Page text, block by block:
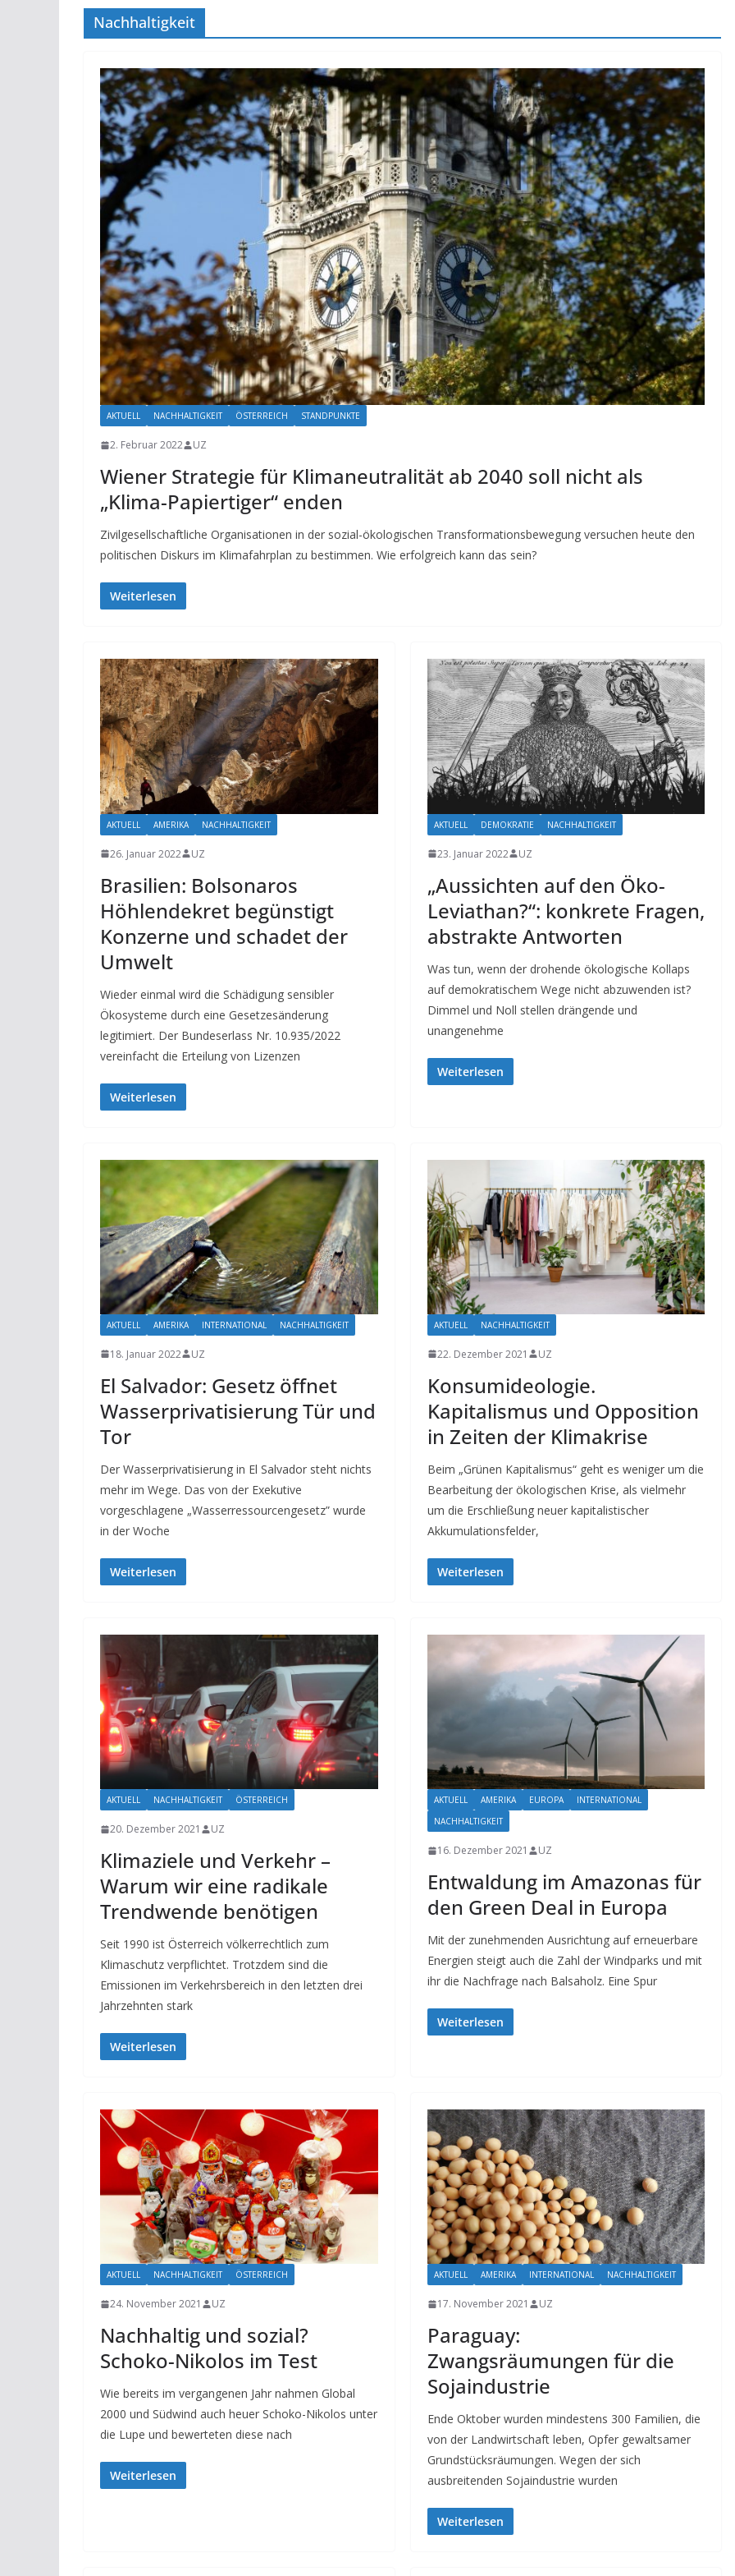
Nachhaltigkeit
AKTUELL NACHHALTIGKEIT ÖSTERREICH STANDPUNKTE
2. Februar 2022 UZ
Wiener Strategie für Klimaneutralität ab 2040 soll nicht als
„Klima-Papiertiger“ enden
Zivilgesellschaftliche Organisationen in der sozial-ökologischen Transformationsbewegung versuchen heute den
politischen Diskurs im Klimafahrplan zu bestimmen. Wie erfolgreich kann das sein?
Weiterlesen
AKTUELL AMERIKA NACHHALTIGKEIT
26. Januar 2022 UZ
Brasilien: Bolsonaros
Höhlendekret begünstigt
Konzerne und schadet der
Umwelt
Wieder einmal wird die Schädigung sensibler
Ökosysteme durch eine Gesetzesänderung
legitimiert. Der Bundeserlass Nr. 10.935/2022
vereinfacht die Erteilung von Lizenzen
Weiterlesen
AKTUELL DEMOKRATIE NACHHALTIGKEIT
23. Januar 2022 UZ
„Aussichten auf den Öko-
Leviathan?“: konkrete Fragen,
abstrakte Antworten
Was tun, wenn der drohende ökologische Kollaps
auf demokratischem Wege nicht abzuwenden ist?
Dimmel und Noll stellen drängende und
unangenehme
Weiterlesen
AKTUELL AMERIKA INTERNATIONAL NACHHALTIGKEIT
18. Januar 2022 UZ
El Salvador: Gesetz öffnet
Wasserprivatisierung Tür und
Tor
Der Wasserprivatisierung in El Salvador steht nichts
mehr im Wege. Das von der Exekutive
vorgeschlagene „Wasserressourcengesetz” wurde
in der Woche
Weiterlesen
AKTUELL NACHHALTIGKEIT
22. Dezember 2021 UZ
Konsumideologie.
Kapitalismus und Opposition
in Zeiten der Klimakrise
Beim „Grünen Kapitalismus“ geht es weniger um die
Bearbeitung der ökologischen Krise, als vielmehr
um die Erschließung neuer kapitalistischer
Akkumulationsfelder,
Weiterlesen
AKTUELL NACHHALTIGKEIT ÖSTERREICH
20. Dezember 2021 UZ
Klimaziele und Verkehr –
Warum wir eine radikale
Trendwende benötigen
Seit 1990 ist Österreich völkerrechtlich zum
Klimaschutz verpflichtet. Trotzdem sind die
Emissionen im Verkehrsbereich in den letzten drei
Jahrzehnten stark
Weiterlesen
AKTUELL AMERIKA EUROPA
INTERNATIONAL
NACHHALTIGKEIT
16. Dezember 2021 UZ
Entwaldung im Amazonas für
den Green Deal in Europa
Mit der zunehmenden Ausrichtung auf erneuerbare
Energien steigt auch die Zahl der Windparks und mit
ihr die Nachfrage nach Balsaholz. Eine Spur
Weiterlesen
AKTUELL NACHHALTIGKEIT ÖSTERREICH
24. November 2021 UZ
Nachhaltig und sozial?
Schoko-Nikolos im Test
Wie bereits im vergangenen Jahr nahmen Global
2000 und Südwind auch heuer Schoko-Nikolos unter
die Lupe und bewerteten diese nach
Weiterlesen
AKTUELL AMERIKA INTERNATIONAL NACHHALTIGKEIT
17. November 2021 UZ
Paraguay:
Zwangsräumungen für die
Sojaindustrie
Ende Oktober wurden mindestens 300 Familien, die
von der Landwirtschaft leben, Opfer gewaltsamer
Grundstücksräumungen. Wegen der sich
ausbreitenden Sojaindustrie wurden
Weiterlesen